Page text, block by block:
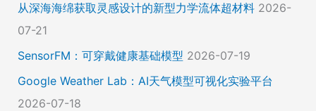
从深海海绵获取灵感设计的新型力学流体超材料 2026-
07-21
SensorFM：可穿戴健康基础模型 2026-07-19
Google Weather Lab：AI天气模型可视化实验平台
2026-07-18